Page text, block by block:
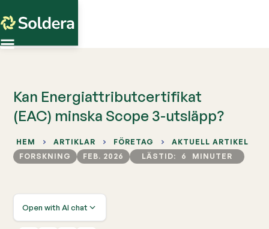
HEM ARTIKLAR FÖRETAG
AKTUELL ARTIKEL
FORSKNING
FEB. 2026 LÄSTID: 6 MINUTER
Open with AI chat
Kan Energiattributcertifikat
(EAC) minska Scope 3-utsläpp?